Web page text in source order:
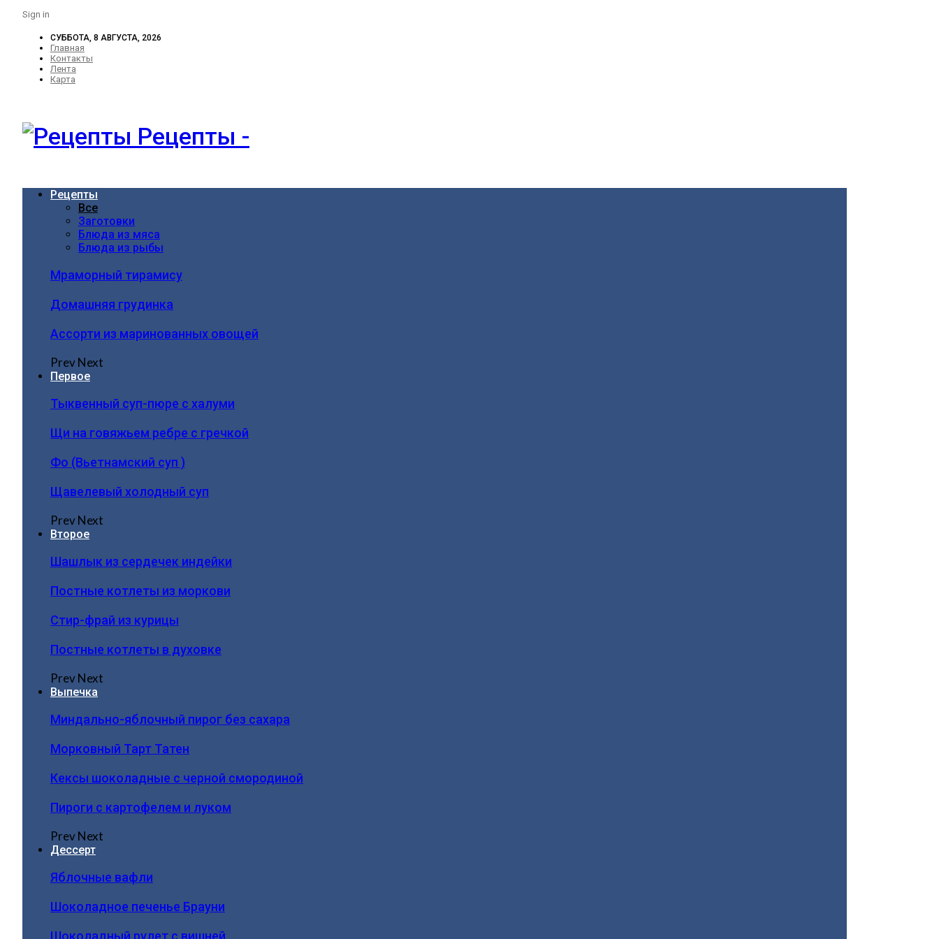
Sign in
СУББОТА, 8 АВГУСТА, 2026
Главная
Контакты
Лента
Карта
Рецепты -
Рецепты
Все
Заготовки
Блюда из мяса
Блюда из рыбы
Мраморный тирамису
Домашняя грудинка
Ассорти из маринованных овощей
PrevNext
Первое
Тыквенный суп-пюре с халуми
Щи на говяжьем ребре с гречкой
Фо (Вьетнамский суп )
Щавелевый холодный суп
PrevNext
Второе
Шашлык из сердечек индейки
Постные котлеты из моркови
Стир-фрай из курицы
Постные котлеты в духовке
PrevNext
Выпечка
Миндально-яблочный пирог без сахара
Морковный Тарт Татен
Кексы шоколадные с черной смородиной
Пироги c картофелем и луком
PrevNext
Дессерт
Яблочные вафли
Шоколадное печенье Брауни
Шоколадный рулет с вишней